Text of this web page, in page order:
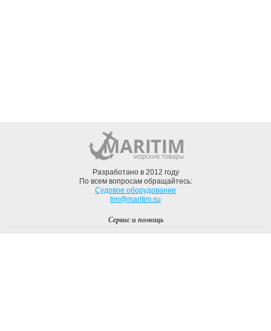
Разработано в 2012 году
По всем вопросам обращайтесь:
Судовое оборудование
tim@maritim.su
Сервис и помощь